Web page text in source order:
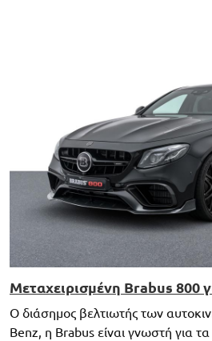
Μεταχειρισμένη Brabus 800
Ο διάσημος βελτιωτής των
Benz, η Brabus είναι γνωστή για